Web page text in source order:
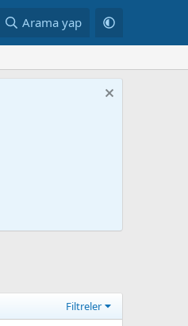
Arama yap
Filtreler